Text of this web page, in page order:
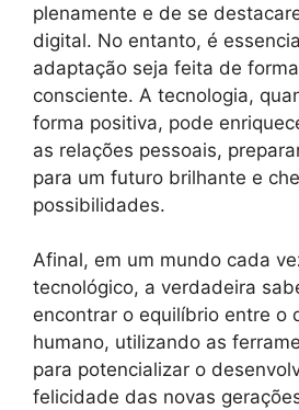
plenamente e de se
digital. No entanto, é
adaptação seja feita de
consciente. A tecnologia,
forma positiva, pode
as relações pessoais,
para um futuro brilhante e
possibilidades.
Afinal, em um mundo cada
tecnológico, a verdadeira
encontrar o equilíbrio entre o
humano, utilizando as
para potencializar o
felicidade das novas